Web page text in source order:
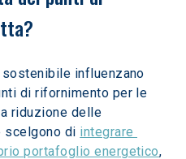
influenzano
di rifornimento per le
riduzione delle
scelgono di integrare
portafoglio energetico,